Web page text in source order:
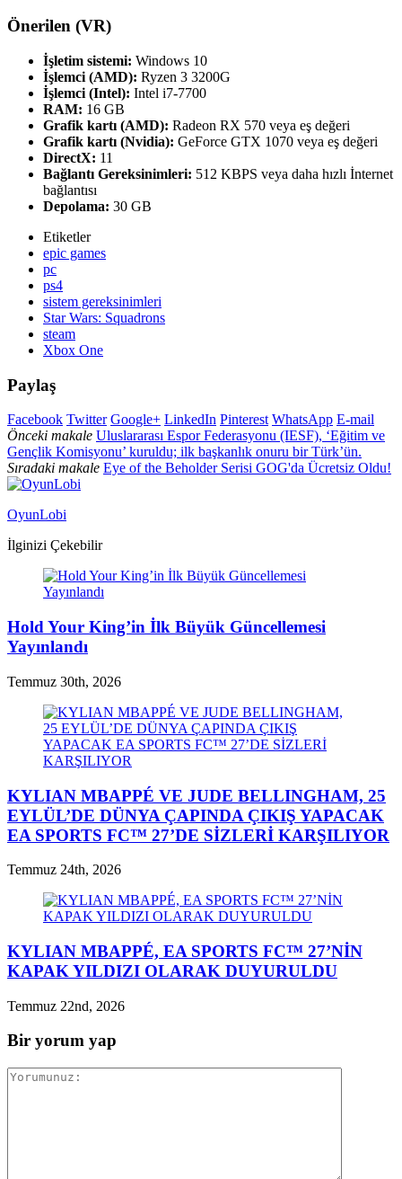
Önerilen (VR)
İşletim sistemi: Windows 10
İşlemci (AMD): Ryzen 3 3200G
İşlemci (Intel): Intel i7-7700
RAM: 16 GB
Grafik kartı (AMD): Radeon RX 570 veya eş değeri
Grafik kartı (Nvidia): GeForce GTX 1070 veya eş değeri
DirectX: 11
Bağlantı Gereksinimleri: 512 KBPS veya daha hızlı İnternet
bağlantısı
Depolama: 30 GB
Etiketler
epic games
pc
ps4
sistem gereksinimleri
Star Wars: Squadrons
steam
Xbox One
Paylaş
Facebook Twitter Google+ LinkedIn Pinterest WhatsApp E-mail
Önceki makale Uluslararası Espor Federasyonu (IESF), ‘Eğitim ve
Gençlik Komisyonu’ kuruldu; ilk başkanlık onuru bir Türk’ün.
Sıradaki makale Eye of the Beholder Serisi GOG'da Ücretsiz Oldu!
OyunLobi
İlginizi Çekebilir
Hold Your King’in İlk Büyük Güncellemesi
Yayınlandı
Temmuz 30th, 2026
KYLIAN MBAPPÉ VE JUDE BELLINGHAM, 25
EYLÜL’DE DÜNYA ÇAPINDA ÇIKIŞ YAPACAK
EA SPORTS FC™ 27’DE SİZLERİ KARŞILIYOR
Temmuz 24th, 2026
KYLIAN MBAPPÉ, EA SPORTS FC™ 27’NİN
KAPAK YILDIZI OLARAK DUYURULDU
Temmuz 22nd, 2026
Bir yorum yap